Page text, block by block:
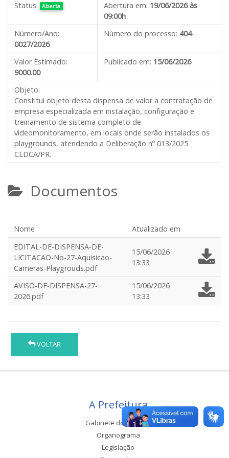
Status: Aberta Abertura em: 19/06/2026 às
09:00h
Número/Ano:
0027/2026
Número do processo: 404
Valor Estimado:
9000.00
Publicado em: 15/06/2026
Objeto:
Constitui objeto desta dispensa de valor a contratação de
empresa especializada em instalação, configuração e
treinamento de sistema completo de
videomonitoramento, em locais onde serão instalados os
playgrounds, atendendo a Deliberação nº 013/2025
CEDCA/PR.
Documentos
Nome
Atualizado em
EDITAL-DE-DISPENSA-DE-
LICITACAO-No-27-Aquisicao-
Cameras-Playgrouds.pdf
15/06/2026
13:33
AVISO-DE-DISPENSA-27-
2026.pdf
15/06/2026
13:33
VOLTAR
A Prefeitura
Gabinete do Prefeito
Organograma
Legislação